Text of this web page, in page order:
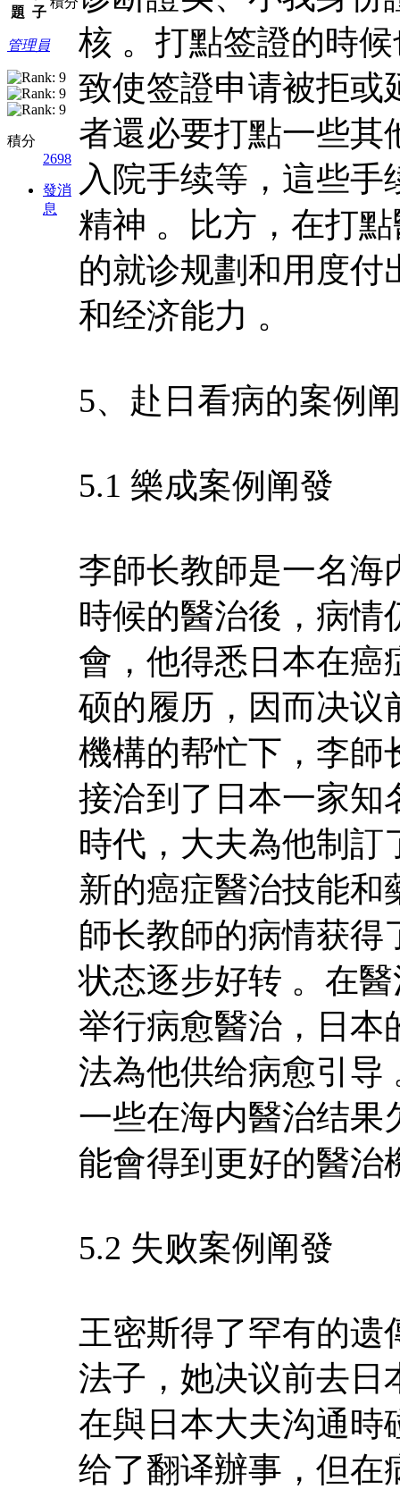
題 子
管理員
積分
2698
發消
息
核 。打點签證的時
致使签證申请被拒或
者還必要打點一些其
入院手续等，這些
精神 。比方，在打
的就诊规劃和用度付
和经济能力 。
5、赴日看病的案例
5.1 樂成案例阐發
李師长教師是一名海
時候的醫治後，病情
會，他得悉日本在癌
硕的履历，因而决议
機構的帮忙下，李師
接洽到了日本一家知
時代，大夫為他制訂
新的癌症醫治技能和
師长教師的病情获得
状态逐步好转 。在
举行病愈醫治，日本
法為他供给病愈引导
一些在海内醫治结果
能會得到更好的醫治
5.2 失败案例阐發
王密斯得了罕有的遗
法子，她决议前去日
在與日本大夫沟通時
给了翻译辦事，但在